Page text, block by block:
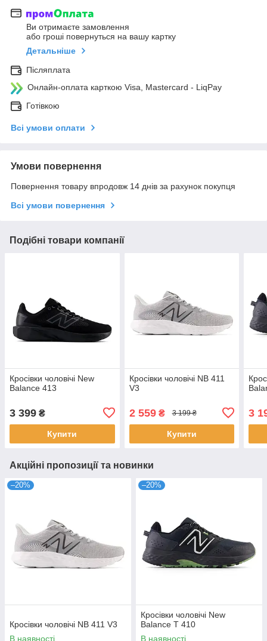
Ви отримаєте замовлення
або гроші повернуться на вашу картку
Детальніше
Післяплата
Онлайн-оплата карткою Visa, Mastercard - LiqPay
Готівкою
Всі умови оплати
Умови повернення
Повернення товару впродовж 14 днів за рахунок покупця
Всі умови повернення
Подібні товари компанії
Кросівки чоловічі New
Balance 413
3 399 ₴
Купити
Кросівки чоловічі NB 411
V3
2 559₴ 3 199 ₴
Купити
3
Акційні пропозиції та новинки
–20%
Кросівки чоловічі NB 411 V3
В наявності
–20%
Кросівки чоловічі New
Balance Т 410
В наявності